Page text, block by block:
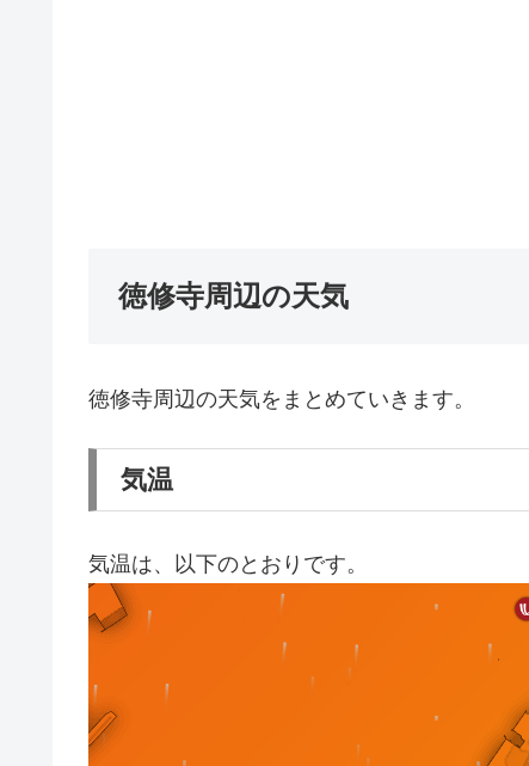
徳修寺周辺の天気
徳修寺周辺の天気をまとめていきます。
気温
気温は、以下のとおりです。